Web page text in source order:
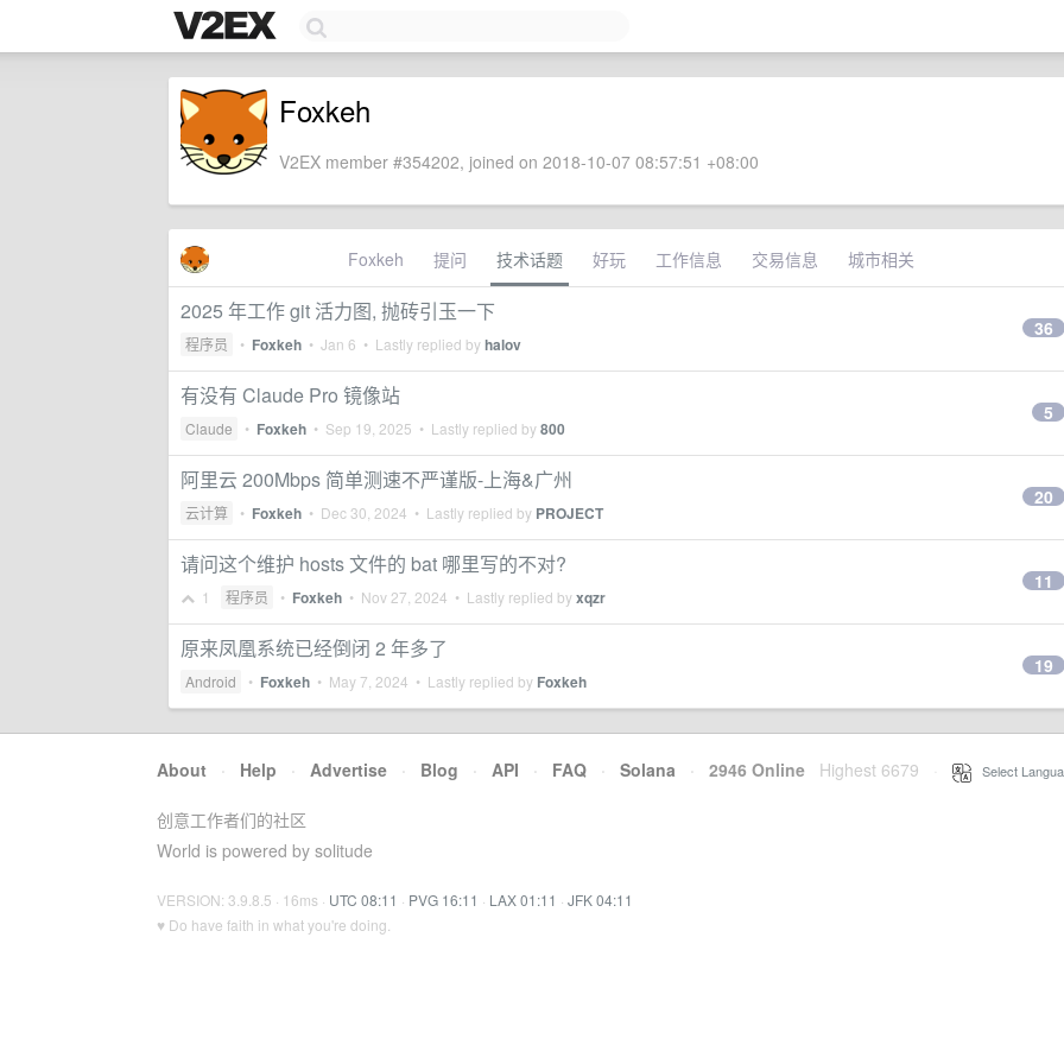
Foxkeh
V2EX member #354202, joined on 2018-10-07 08:57:51 +08:00
Foxkeh 提问 技术话题 好玩 工作信息 交易信息 城市相关
2025 年工作 git 活力图, 抛砖引玉一下
程序员 • Foxkeh • Jan 6 • Lastly replied byhalov
36
有没有 Claude Pro 镜像站
Claude • Foxkeh • Sep 19, 2025 • Lastly replied by800
5
阿里云 200Mbps 简单测速不严谨版-上海&广州
云计算 • Foxkeh • Dec 30, 2024 • Lastly replied by PROJECT
20
请问这个维护 hosts 文件的 bat 哪里写的不对?
1 程序员 • Foxkeh • Nov 27, 2024 • Lastly replied byxqzr
11
原来凤凰系统已经倒闭 2 年多了
Android • Foxkeh • May 7, 2024 • Lastly replied by Foxkeh
19
About · Help · Advertise · Blog · API · FAQ · Solana · 2946 Online Highest 6679 Select
创意工作者们的社区
World is powered by solitude
VERSION: 3.9.8.5 · 16ms · UTC 08:11 · PVG 16:11 · LAX 01:11 · JFK 04:11
♥ Do have faith in what you're doing.